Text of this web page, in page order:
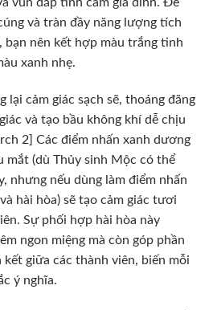
vun đắp tình cảm gia đình. Để
và tràn đầy năng lượng tích
bạn nên kết hợp màu trắng tinh
xanh nhẹ.
lại cảm giác sạch sẽ, thoáng đãng
và tạo bầu không khí dễ chịu
2] Các điểm nhấn xanh dương
mắt (dù Thủy sinh Mộc có thể
nhưng nếu dùng làm điểm nhấn
hài hòa) sẽ tạo cảm giác tươi
Sự phối hợp hài hòa này
ngon miệng mà còn góp phần
kết giữa các thành viên, biến mỗi
ý nghĩa.